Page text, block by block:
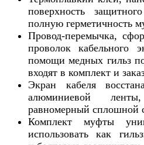
поверхность
полную герметичность
Провод-перемычка,
проволок кабельного
помощи медных гильз
входят в комплект и
Экран кабеля
алюминиевой
равномерный сплошной
Комплект муфты
использовать как